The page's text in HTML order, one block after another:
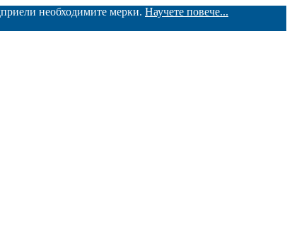
необходимите мерки. Научете повече...